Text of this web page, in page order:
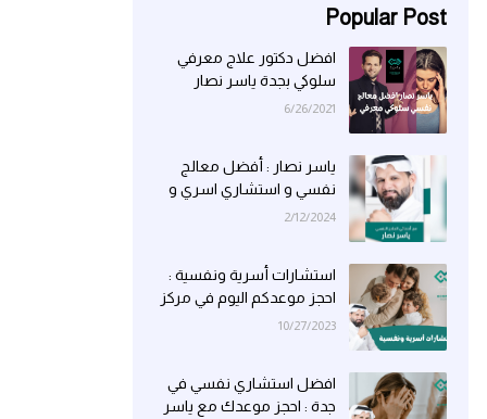
Popular Post
افضل دكتور علاج معرفي
سلوكي بجدة ياسر نصار
6/26/2021
ياسر نصار : أفضل معالج
نفسي و استشاري اسري و
علاقات زوجية في جدة
2/12/2024
استشارات أسرية ونفسية :
احجز موعدكم اليوم في مركز
ياسر نصار بجدة
10/27/2023
افضل استشاري نفسي في
جدة : احجز موعدك مع ياسر